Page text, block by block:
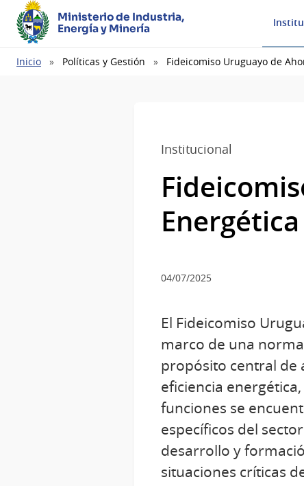
Ministerio de Industria,
Energía y Minería
Ruta
Inicio Políticas y Gestión Fideicomiso Uruguayo de
Institucional
04/07/2025
El Fideicomiso
marco de una
propósito central de
eficiencia
funciones se
específicos del
desarrollo y
situaciones críticas